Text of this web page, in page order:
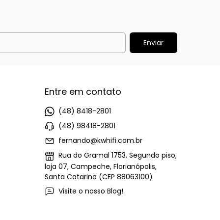
Entre em contato
(48) 8418-2801
(48) 98418-2801
fernando@kwhifi.com.br
Rua do Gramal 1753, Segundo piso,
loja 07, Campeche, Florianópolis,
Santa Catarina (CEP 88063100)
Visite o nosso Blog!